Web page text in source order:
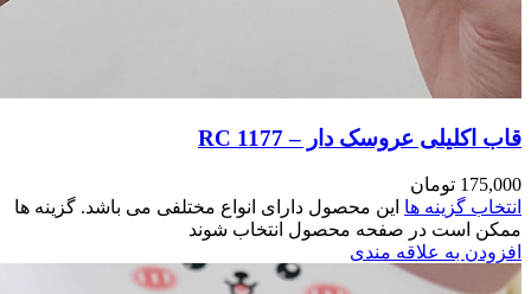
مختلفی می باشد. گزینه ها